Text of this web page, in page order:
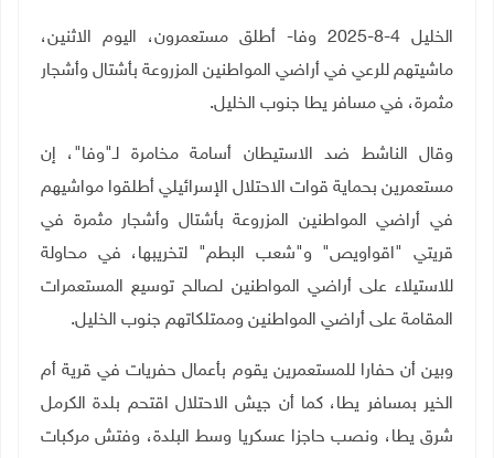
الخليل 4-8-2025 وفا- أطلق مستعمرون، اليوم الاثنين،
ماشيتهم للرعي في أراضي المواطنين المزروعة بأشتال وأشجار
مثمرة، في مسافر يطا جنوب الخليل.
وقال الناشط ضد الاستيطان أسامة مخامرة لـ"وفا"، إن
مستعمرين بحماية قوات الاحتلال الإسرائيلي أطلقوا مواشيهم
في أراضي المواطنين المزروعة بأشتال وأشجار مثمرة في
قريتي "اقواويص" و"شعب البطم" لتخريبها، في محاولة
للاستيلاء على أراضي المواطنين لصالح توسيع المستعمرات
المقامة على أراضي المواطنين وممتلكاتهم جنوب الخليل.
وبين أن حفارا للمستعمرين يقوم بأعمال حفريات في قرية أم
الخير بمسافر يطا، كما أن جيش الاحتلال اقتحم بلدة الكرمل
شرق يطا، ونصب حاجزا عسكريا وسط البلدة، وفتش مركبات